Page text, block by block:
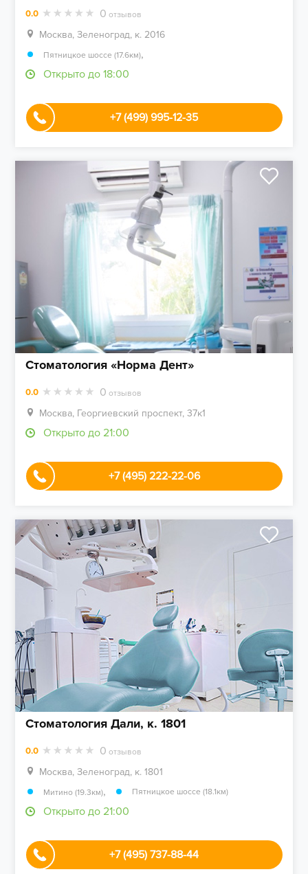
0.0 0 отзывов
Москва, Зеленоград, к. 2016
Пятницкое шоссе (17.6км),
Открыто до 18:00
+7 (499) 995-12-35
Стоматология «Норма Дент»
0.0 0 отзывов
Москва, Георгиевский проспект, 37к1
Открыто до 21:00
+7 (495) 222-22-06
Стоматология Дали, к. 1801
0.0 0 отзывов
Москва, Зеленоград, к. 1801
Митино (19.3км), Пятницкое шоссе (18.1км)
Открыто до 21:00
+7 (495) 737-88-44